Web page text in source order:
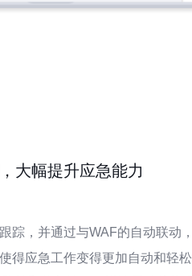
大幅提升应急能力
踪，并通过与WAF的自动联动
得应急工作变得更加自动和轻